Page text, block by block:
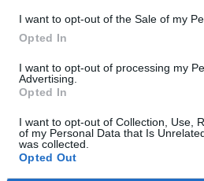
I want to opt-out of the Sale of my
Opted In
I want to opt-out of processing my
Advertising.
Opted In
I want to opt-out of Collection, Use,
of my Personal Data that Is
was collected.
Opted Out